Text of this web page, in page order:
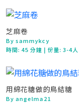
芝麻卷
By sammykcy
時間:45 分鐘 | 份量: 3-4人
用綿花糖做的鳥結糖
By angelma21